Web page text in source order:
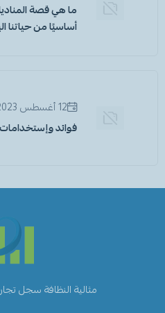
ما هي قصة
أساسيًا من حياتنا
12 أغسطس 2023
فوائد وإستخدامات
مثالية النظافة سجل تجاري رقم